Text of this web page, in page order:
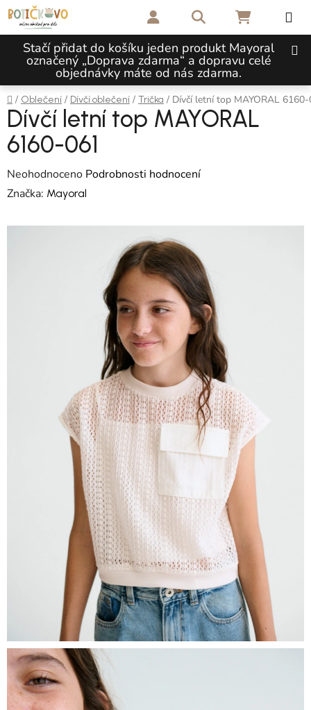
Přejít na obsah
Stačí přidat do košíku jeden produkt Mayoral
označený „Doprava zdarma“ a dopravu celé
objednávky máte od nás zdarma.
Hledat NÁKUPNÍ
Domů
/ Oblečení / Dívčí oblečení / Trička / Dívčí letní top MAYORAL
Dívčí letní top MAYORAL
6160-061
Průměrné hodnocení produktu je 0,0 z 5 hvězdiček.
Neohodnoceno Podrobnosti hodnocení
Značka: Mayoral